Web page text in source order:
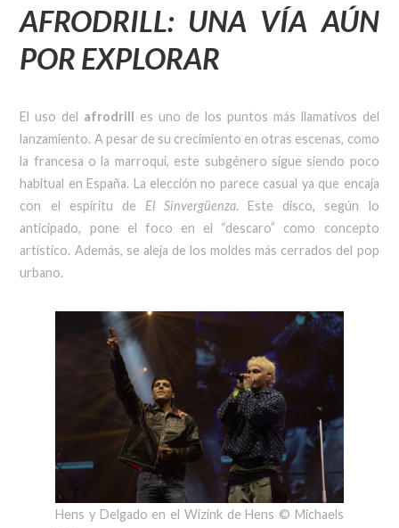
AFRODRILL: UNA VÍA AÚN
POR EXPLORAR
El uso del afrodrill es uno de los puntos más llamativos del
lanzamiento. A pesar de su crecimiento en otras escenas, como
la francesa o la marroquí, este subgénero sigue siendo poco
habitual en España. La elección no parece casual ya que encaja
con el espíritu de El Sinvergüenza. Este disco, según lo
anticipado, pone el foco en el “descaro” como concepto
artístico. Además, se aleja de los moldes más cerrados del pop
urbano.
Hens y Delgado en el Wizink de Hens © Michaels